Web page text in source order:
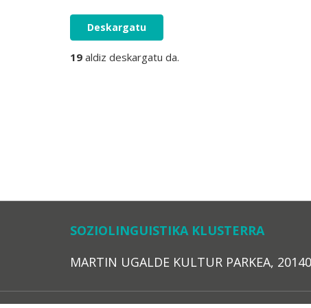
Deskargatu
19 aldiz deskargatu da.
SOZIOLINGUISTIKA KLUSTERRA
MARTIN UGALDE KULTUR PARKEA,